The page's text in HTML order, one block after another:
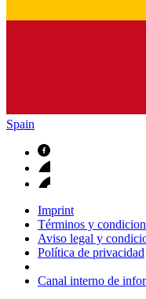
Spain
Imprint
Términos y
Aviso legal y
Política de privacidad
Canal interno de